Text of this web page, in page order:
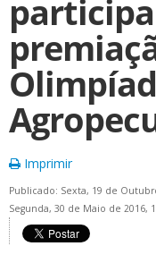
Imprimir
Publicado: Sexta, 19 de
Segunda, 30 de Maio de 2016,